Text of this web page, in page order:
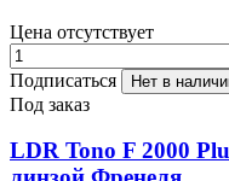
Цена отсутствует
Подписаться
Нет в
Под заказ
LDR Tono F 2000